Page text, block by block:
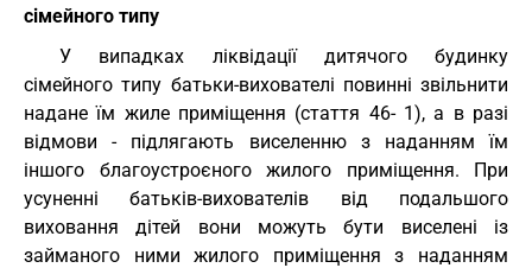
сімейного типу
У випадках ліквідації дитячого будинку
сімейного типу батьки-вихователі повинні звільнити
надане їм жиле приміщення (стаття 46- 1), а в разі
відмови - підлягають виселенню з наданням їм
іншого благоустроєного жилого приміщення. При
усуненні батьків-вихователів від подальшого
виховання дітей вони можуть бути виселені із
займаного ними жилого приміщення з наданням